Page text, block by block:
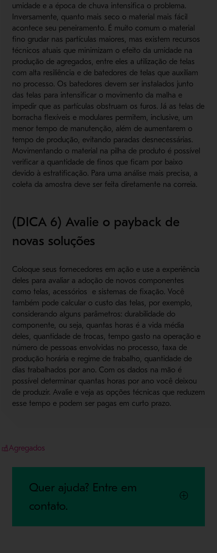
umidade e a época de chuva intensifica o problema.
Inversamente, quanto mais seco o material mais fácil
acontece seu peneiramento. É muito comum o material
fino grudar nas partículas maiores, mas existem recursos
técnicos atuais que minimizam o efeito da umidade na
produção de agregados, entre eles a utilização de telas
com alta resiliência e de batedores de telas que auxiliam
no processo. Os batedores devem ser instalados junto
das telas para intensificar o movimento da malha e
impedir que as partículas obstruam os furos. Já as telas de
borracha flexíveis e modulares permitem, inclusive, um
menor tempo de manutenção, além de aumentarem o
tempo de produção, evitando paradas desnecessárias.
Movimentando o material na pilha de produto é possível
verificar a quantidade de finos que ficam por baixo
devido à estratificação. Para uma análise mais precisa, a
coleta da amostra deve ser feita diretamente na correia.
(DICA 6) Avalie o payback de
novas soluções
Coloque seus fornecedores em ação e use a experiência
deles para avaliar a adoção de novos componentes
como telas, acessórios e sistemas de fixação. Você
também pode calcular o custo das telas, por exemplo,
considerando alguns parâmetros: durabilidade do
componente, ou seja, quantas horas é a vida média
deles, quantidade de trocas, tempo gasto na operação e
número de pessoas envolvidas no processo, taxa de
produção horária e regime de trabalho, quantidade de
dias trabalhados por ano. Com os dados na mão é
possível determinar quantas horas por ano você deixou
de produzir. Avalie e veja as opções técnicas que reduzem
esse tempo e podem ser pagas em curto prazo.
Agregados
Quer ajuda? Entre em
contato.